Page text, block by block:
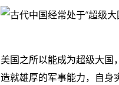
美国之所以能成为超级大国
造就雄厚的军事能力，自身